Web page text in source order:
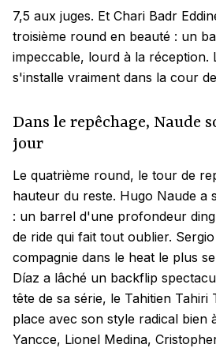
7,5 aux juges. Et Chari Badr
troisième round en beauté : un
impeccable, lourd à la réception.
s'installe vraiment dans la cour
Dans le repêchage, Naude
jour
Le quatrième round, le tour de
hauteur du reste. Hugo Naude a
: un barrel d'une profondeur
de ride qui fait tout oublier.
compagnie dans le heat le plus
Díaz a lâché un backflip
tête de sa série, le Tahitien Tahiri
place avec son style radical bien
Yancce, Lionel Medina,